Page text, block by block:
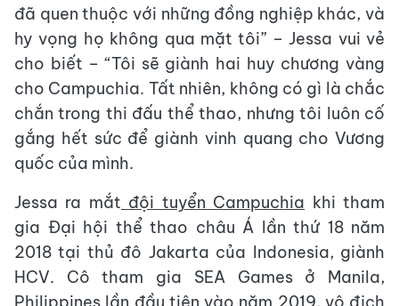
đã quen thuộc với những đồng nghiệp khác, và
hy vọng họ không qua mặt tôi” – Jessa vui vẻ
cho biết – “Tôi sẽ giành hai huy chương vàng
cho Campuchia. Tất nhiên, không có gì là chắc
chắn trong thi đấu thể thao, nhưng tôi luôn cố
gắng hết sức để giành vinh quang cho Vương
quốc của mình.
Jessa ra mắt đội tuyển Campuchia khi tham
gia Đại hội thể thao châu Á lần thứ 18 năm
2018 tại thủ đô Jakarta của Indonesia, giành
HCV. Cô tham gia SEA Games ở Manila,
Philippines lần đầu tiên vào năm 2019, vô địch